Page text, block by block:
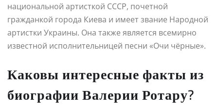
национальной артисткой СССР, почетной
гражданкой города Киева и имеет звание Народной
артистки Украины. Она также является всемирно
известной исполнительницей песни «Очи чёрные».
Каковы интересные факты из
биографии Валерии Ротару?